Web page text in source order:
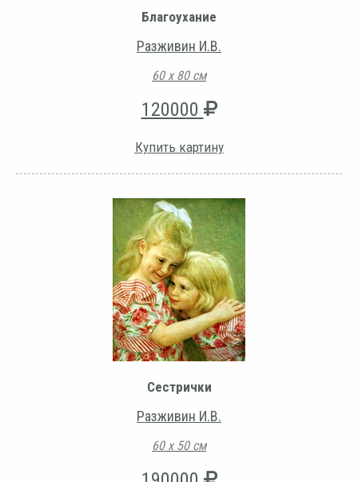
Благоухание
Разживин И.В.
60 х 80 см
120000
Купить картину
Сестрички
Разживин И.В.
60 х 50 см